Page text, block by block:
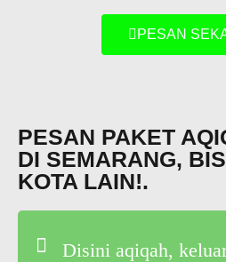
PESAN
PESAN PAKET
DI SEMARANG,
KOTA LAIN!.
Disini aqiqah,